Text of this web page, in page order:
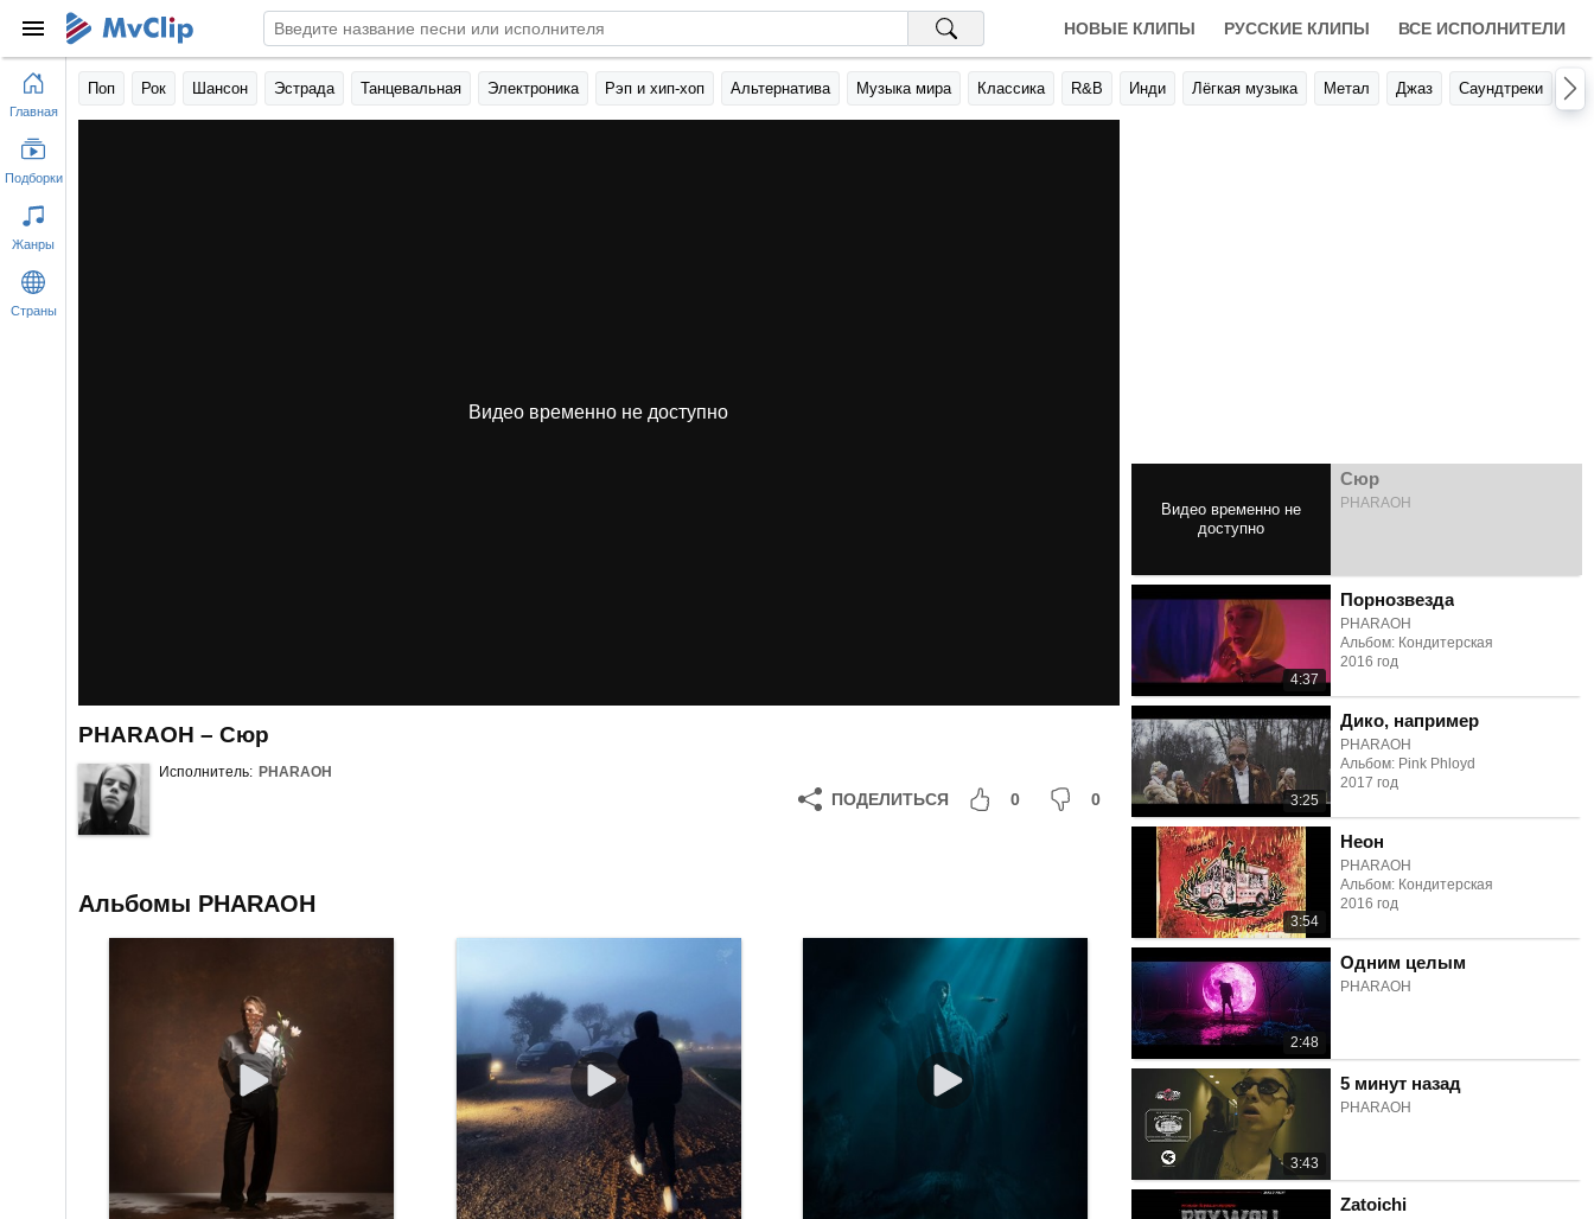
НОВЫЕ КЛИПЫ РУССКИЕ КЛИПЫ ВСЕ ИСПОЛНИТЕЛИ
Поп Рок Шансон Эстрада Танцевальная Электроника Рэп и хип-хоп Альтернатива Музыка мира Классика R&B Инди Лёгкая музыка Метал Джаз Саундтреки
Видео временно не доступно
PHARAOH – Сюр
Исполнитель: PHARAOH
ПОДЕЛИТЬСЯ 0 0
Сюр
PHARAOH
4:37
Порнозвезда
PHARAOH
Альбом: Кондитерская
2016 год
3:25
Дико, например
PHARAOH
Альбом: Pink Phloyd
2017 год
3:54
Неон
PHARAOH
Альбом: Кондитерская
2016 год
2:48
Одним целым
PHARAOH
3:43
5 минут назад
PHARAOH
Zatoichi
Альбомы PHARAOH
Главная
Подборки
Жанры
Страны